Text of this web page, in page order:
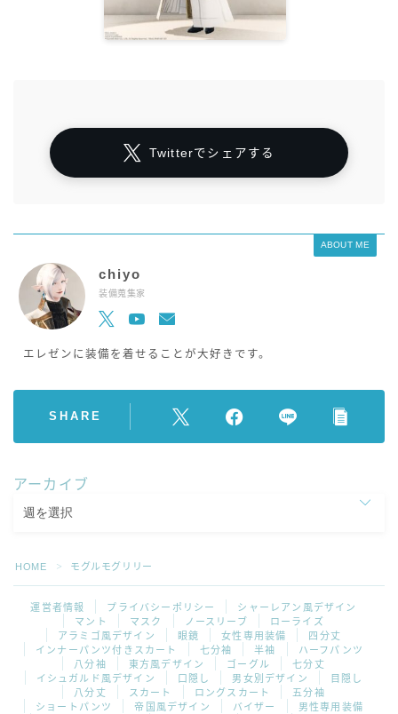
Twitterでシェアする
ABOUT ME
chiyo
装備蒐集家
エレゼンに装備を着せることが大好きです。
SHARE
アーカイブ
HOME ＞ モグルモグリリー
運営者情報 プライバシーポリシー
シャーレアン風デザイン
マント
マスク ノースリーブ
ローライズ
アラミゴ風デザイン
眼鏡 女性専用装備
四分丈
インナーパンツ付きスカート
七分袖 半袖
ハーフパンツ
八分袖
東方風デザイン ゴーグル
七分丈
イシュガルド風デザイン
口隠し 男女別デザイン
目隠し
八分丈
スカート ロングスカート
五分袖
ショートパンツ
帝国風デザイン バイザー 男性専用装備